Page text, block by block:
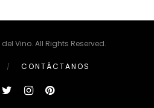
Vino. All Rights Reserved.
CONTÁCTANOS